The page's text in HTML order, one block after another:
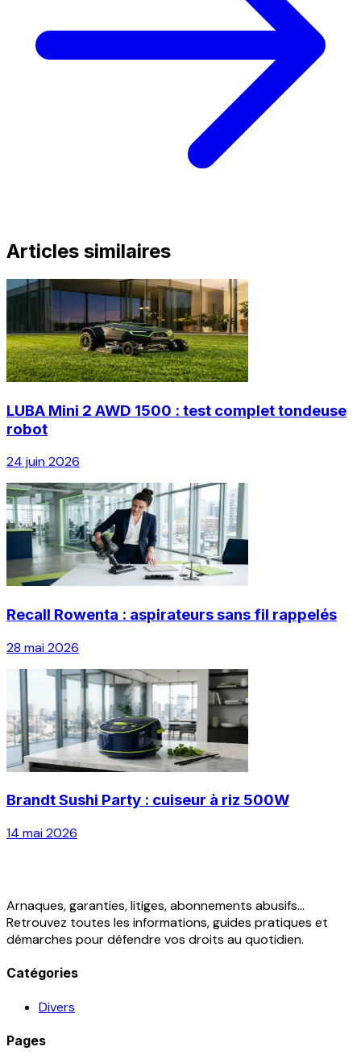
Articles similaires
LUBA Mini 2 AWD 1500 : test complet tondeuse
robot
24 juin 2026
Recall Rowenta : aspirateurs sans fil rappelés
28 mai 2026
Brandt Sushi Party : cuiseur à riz 500W
14 mai 2026
Arnaques, garanties, litiges, abonnements abusifs...
Retrouvez toutes les informations, guides pratiques et
démarches pour défendre vos droits au quotidien.
Catégories
Divers
Pages